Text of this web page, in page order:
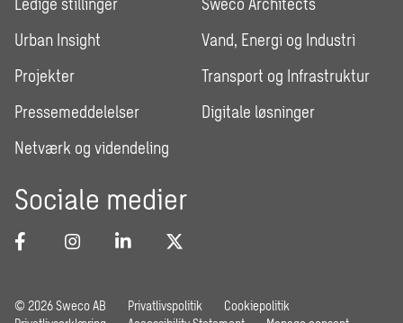
Urban Insight
Projekter
Pressemeddelelser
Netværk og videndeling
Vand, Energi og Industri
Transport og Infrastruktur
Digitale løsninger
Sociale medier
© 2026 Sweco AB Privatlivspolitik
Cookiepolitik